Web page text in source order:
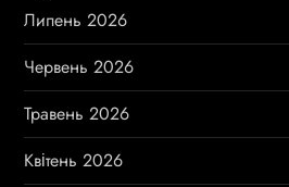
Липень 2026
Червень 2026
Травень 2026
Квітень 2026